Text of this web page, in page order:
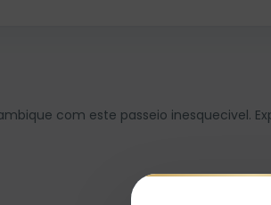
com este passeio inesquecivel.